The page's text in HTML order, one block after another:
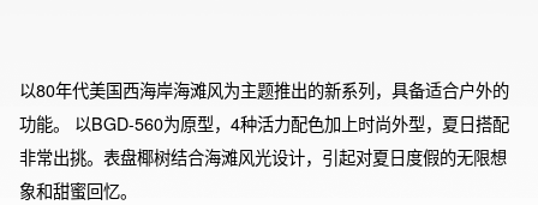
以80年代美国西海岸海滩风为主题推出的新系列，具备适合户外的
功能。 以BGD-560为原型，4种活力配色加上时尚外型，夏日搭配
非常出挑。表盘椰树结合海滩风光设计，引起对夏日度假的无限想
象和甜蜜回忆。